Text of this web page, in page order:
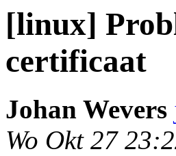
[linux]
certificaat
Johan Wevers
Wo Okt 27